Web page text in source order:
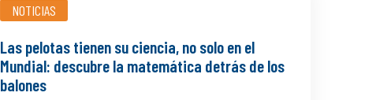
NOTICIAS
Las pelotas tienen su ciencia, no solo en el
Mundial: descubre la matemática detrás de los
balones